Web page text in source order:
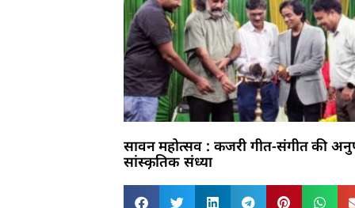
सावन महोत्सव : कजरी गीत-संगीत की
सांस्कृतिक संध्या